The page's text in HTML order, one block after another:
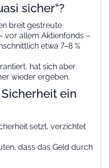
sicher“?
breit gestreute
vor allem Aktienfonds –
etwa 7–8 %
hat sich aber
wieder ergeben.
ein
setzt, verzichtet
dass das Geld durch